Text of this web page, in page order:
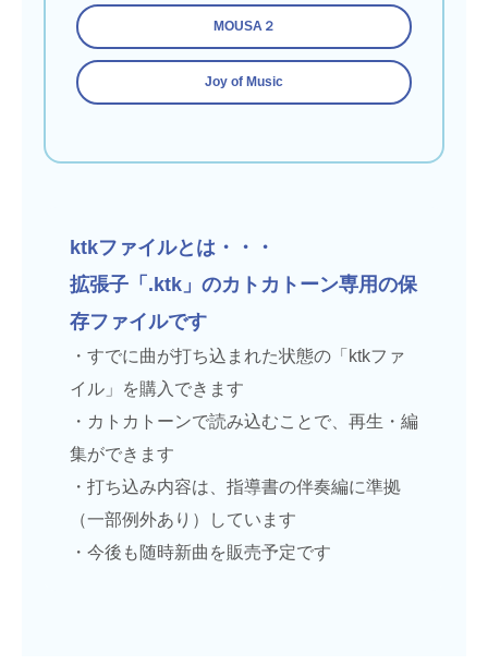
MOUSA２
Joy of Music
ktkファイルとは・・・
拡張子「.ktk」のカトカトーン専用の保
存ファイルです
・すでに曲が打ち込まれた状態の「ktkファ
イル」を購入できます
・カトカトーンで読み込むことで、再生・編
集ができます
・打ち込み内容は、指導書の伴奏編に準拠
（一部例外あり）しています
・今後も随時新曲を販売予定です